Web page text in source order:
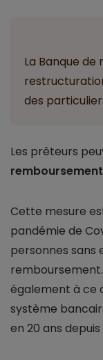
La Banque de
des
Les prêteurs
Cette mesure
pandémie de
personnes sans
également à ce
système
en 20 ans